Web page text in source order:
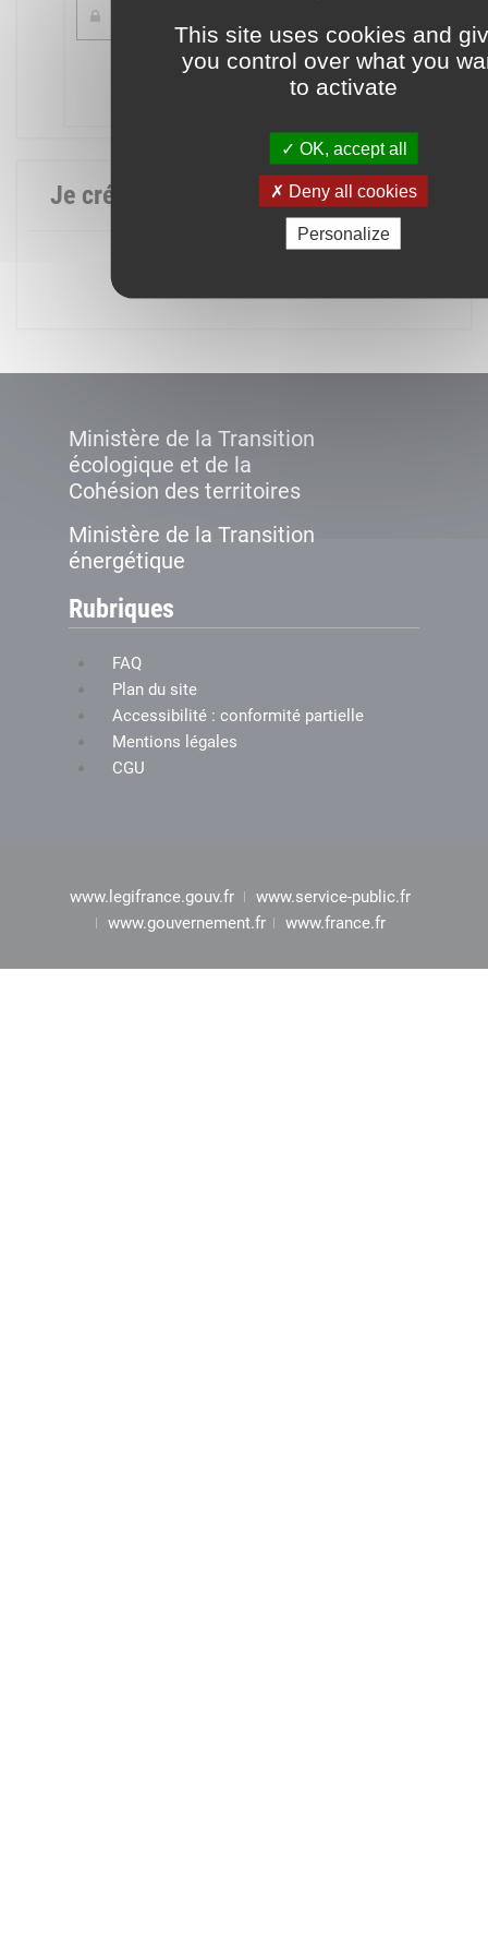
This site uses cookies and
you control over what you
to activate
OK, accept all
Deny all cookies
Personalize
Mot de passe oublié ?
Je crée mon compte
Ministère de la Transition
écologique et de la
Cohésion des territoires
Ministère de la Transition
énergétique
Rubriques
FAQ
Plan du site
Accessibilité : conformité partielle
Mentions légales
CGU
www.legifrance.gouv.fr
www.service-public.fr
www.gouvernement.fr
www.france.fr